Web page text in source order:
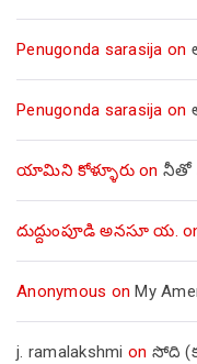
Penugonda sarasija on
Penugonda sarasija on
యామిని కోళ్ళూరుon నీతో
దుద్దుంపూడి అనసూ య.
Anonymous onMy
j. ramalakshmi on సోది